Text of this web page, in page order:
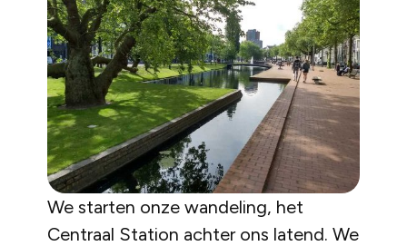
We starten onze wandeling, het
Centraal Station achter ons latend. We